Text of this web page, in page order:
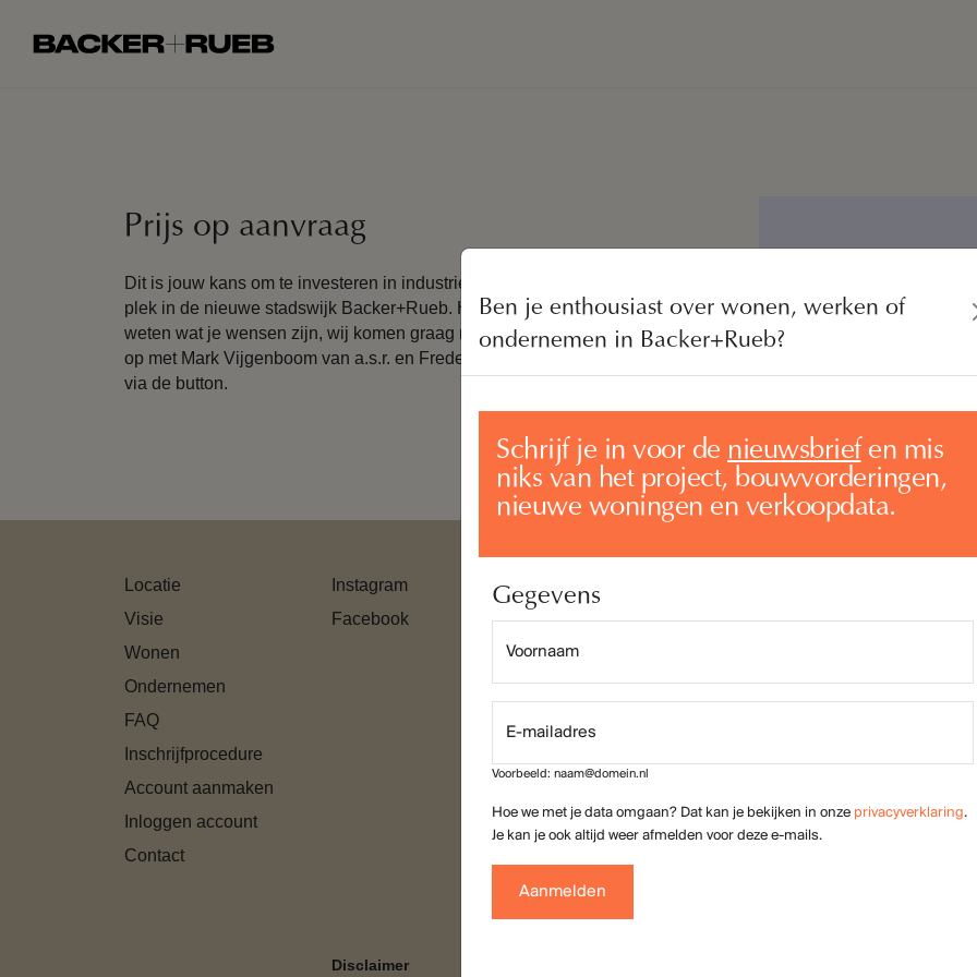
Prijs op aanvraag
Dit is jouw kans om te investeren in industrieel vastgoed, op een unieke
plek in de nieuwe stadswijk Backer+Rueb. Heb je interesse? Laat ons
weten wat je wensen zijn, wij komen graag met je in contact. Neem contact
op met Mark Vijgenboom van a.s.r. en Frederique Molenschot van CBRE
via de button.
Neem
Locatie
Visie
Wonen
Ondernemen
FAQ
Inschrijfprocedure
Account aanmaken
Inloggen account
Contact
Instagram
Facebook
Vragen over de
4811 HL Breda
Disclaimer
Ben je enthousiast over wonen, werken of
ondernemen in Backer+Rueb?
Schrijf je in voor de nieuwsbriefen mis
niks van het project, bouwvorderingen,
nieuwe woningen en verkoopdata.